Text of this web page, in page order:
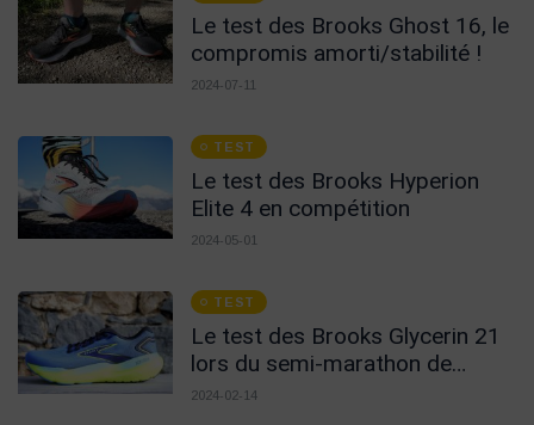
Le test des Brooks Ghost 16, le
compromis amorti/stabilité !
2024-07-11
TEST
Le test des Brooks Hyperion
Elite 4 en compétition
2024-05-01
TEST
Le test des Brooks Glycerin 21
lors du semi-marathon de
Barcelone !
2024-02-14